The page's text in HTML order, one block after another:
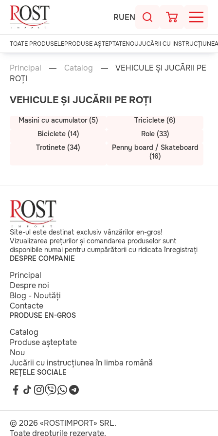
RUEN
TOATE PRODUSELEPRODUSE AȘTEPTATENOUJUCĂRII CU
Principal Catalog
VEHICULE ȘI JUCĂRII PE
ROȚI
VEHICULE ȘI JUCĂRII PE ROȚI
Masini cu acumulator (5)
Triciclete (6)
Biciclete (14)
Role (33)
Trotinete (34)
Penny board / Skateboard
(16)
Site-ul este destinat exclusiv vânzărilor en-gros!
Vizualizarea prețurilor și comandarea produselor sunt
disponibile numai pentru cumpărătorii cu ridicata înregistrați
DESPRE COMPANIE
Principal
Despre noi
Blog - Noutăți
Contacte
PRODUSE EN-GROS
Catalog
Produse așteptate
Nou
Jucării cu instrucțiunea în limba română
REȚELE SOCIALE
© 2026 «ROSTIMPORT» SRL.
Toate drepturile rezervate.